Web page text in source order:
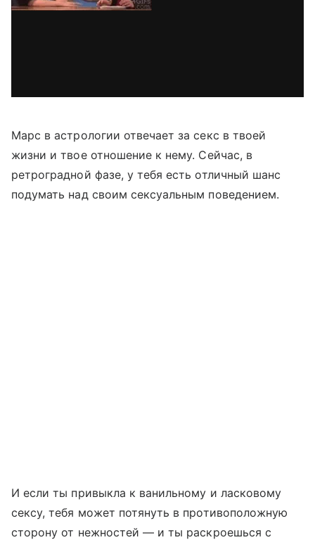
Марс в астрологии отвечает за секс в твоей
жизни и твое отношение к нему. Сейчас, в
ретроградной фазе, у тебя есть отличный шанс
подумать над своим сексуальным поведением.
И если ты привыкла к ванильному и ласковому
сексу, тебя может потянуть в противоположную
сторону от нежностей — и ты раскроешься с